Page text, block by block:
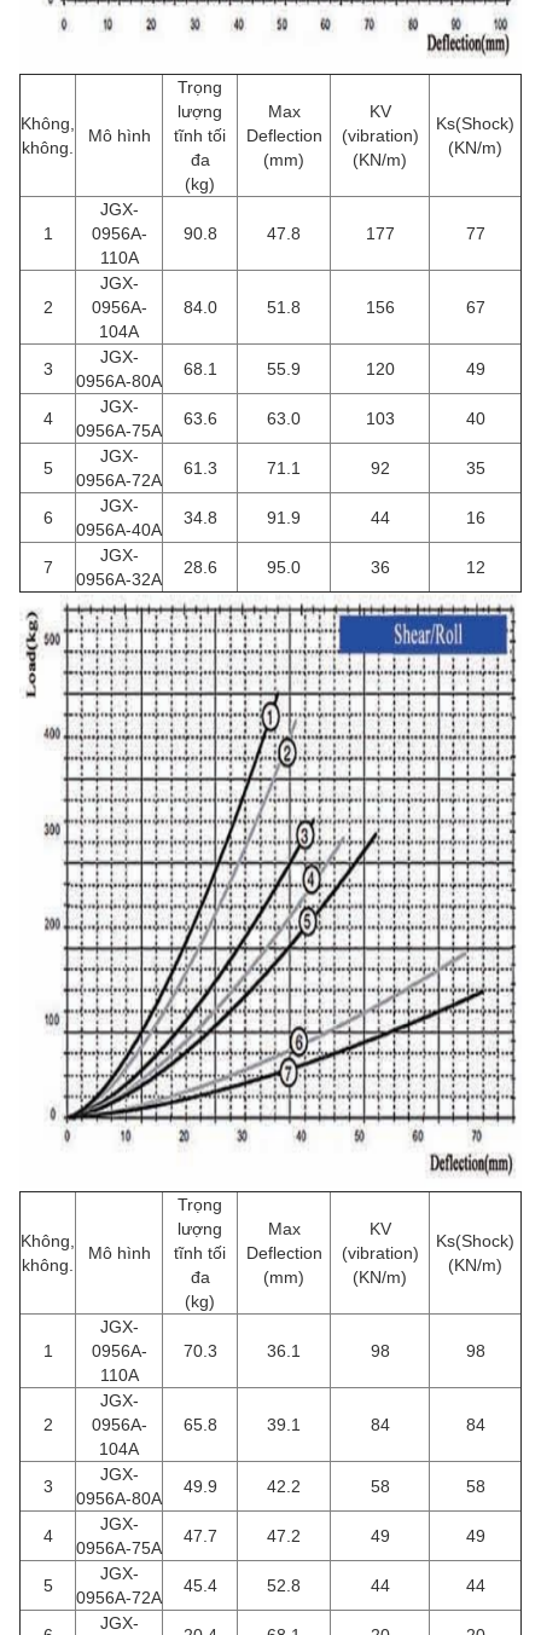
Không,
không.
Mô hình
Trọng
lượng
tĩnh tối
đa
(kg)
Max
Deflection
(mm)
KV
(vibration)
(KN/m)
Ks(Shock)
(KN/m)
1
JGX-
0956A-
110A
90.8 47.8 177 77
2
JGX-
0956A-
104A
84.0 51.8 156 67
3
JGX-
0956A-80A
68.1 55.9 120 49
4
JGX-
0956A-75A
63.6 63.0 103 40
5
JGX-
0956A-72A
61.3 71.1 92 35
6
JGX-
0956A-40A
34.8 91.9 44 16
7
JGX-
0956A-32A
28.6 95.0 36 12
Không,
không.
Mô hình
Trọng
lượng
tĩnh tối
đa
(kg)
Max
Deflection
(mm)
KV
(vibration)
(KN/m)
Ks(Shock)
(KN/m)
1
JGX-
0956A-
110A
70.3 36.1 98 98
2
JGX-
0956A-
104A
65.8 39.1 84 84
3
JGX-
0956A-80A
49.9 42.2 58 58
4
JGX-
0956A-75A
47.7 47.2 49 49
5
JGX-
0956A-72A
45.4 52.8 44 44
JGX-